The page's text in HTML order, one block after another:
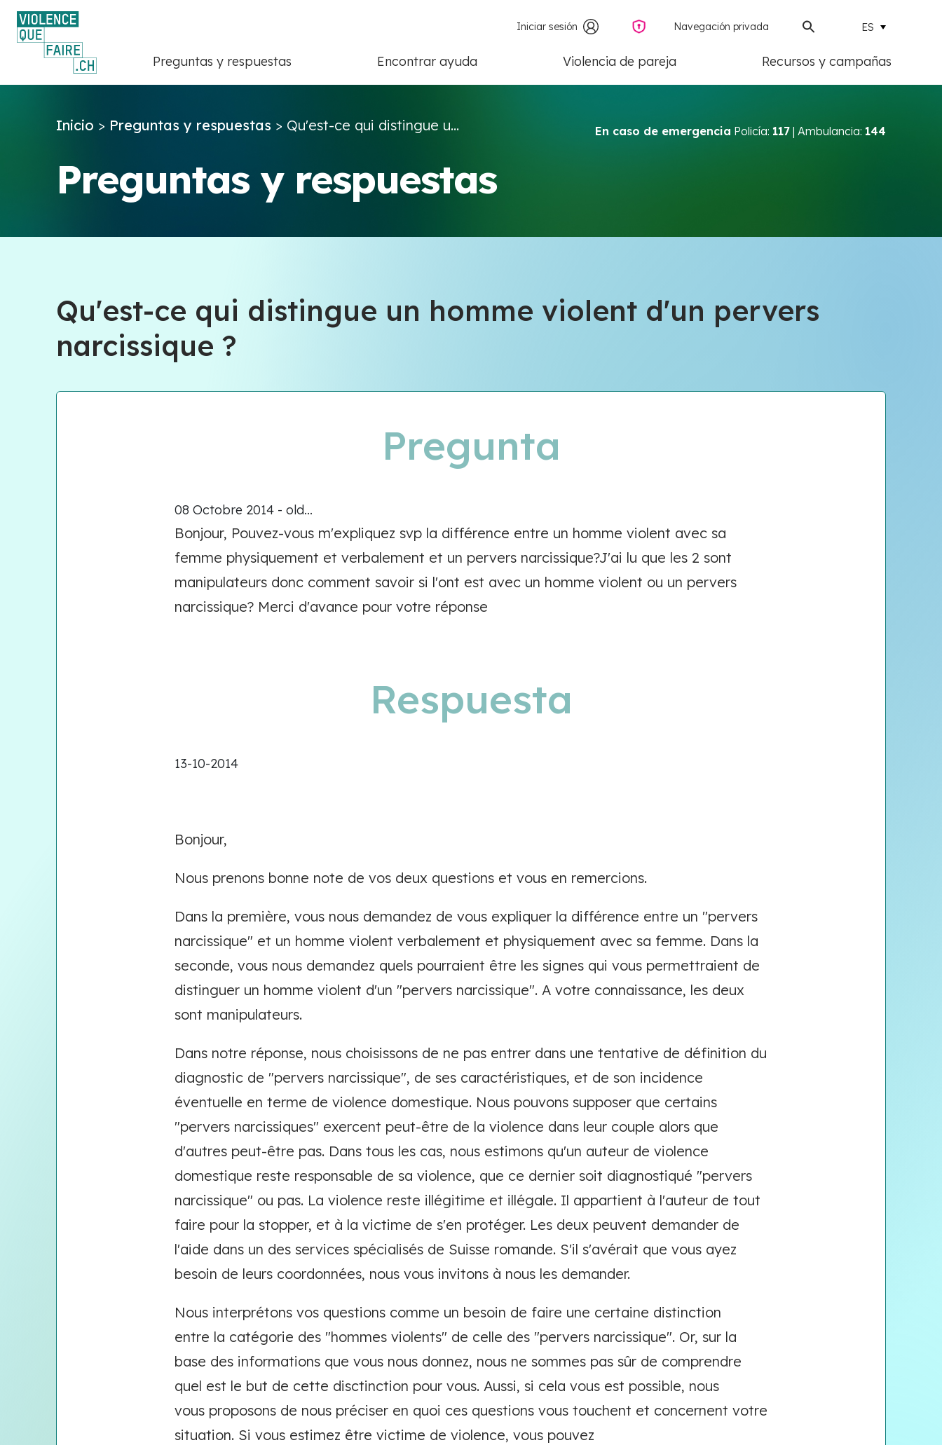
Iniciar sesión Navegación privada ES
Preguntas y respuestas Encontrar ayuda Violencia de pareja Recursos y campañas
Inicio > Preguntas y respuestas > Qu'est-ce qui distingue u... En caso de emergencia Policía: 117 | Ambulancia: 144
Preguntas y respuestas
Qu'est-ce qui distingue un homme violent d'un pervers
narcissique ?
Pregunta
08 Octobre 2014 - old...
Bonjour, Pouvez-vous m'expliquez svp la différence entre un homme violent avec sa
femme physiquement et verbalement et un pervers narcissique?J'ai lu que les 2 sont
manipulateurs donc comment savoir si l'ont est avec un homme violent ou un pervers
narcissique? Merci d'avance pour votre réponse
Respuesta
13-10-2014
Bonjour,
Nous prenons bonne note de vos deux questions et vous en remercions.
Dans la première, vous nous demandez de vous expliquer la différence entre un "pervers
narcissique" et un homme violent verbalement et physiquement avec sa femme. Dans la
seconde, vous nous demandez quels pourraient être les signes qui vous permettraient de
distinguer un homme violent d'un "pervers narcissique". A votre connaissance, les deux
sont manipulateurs.
Dans notre réponse, nous choisissons de ne pas entrer dans une tentative de définition du
diagnostic de "pervers narcissique", de ses caractéristiques, et de son incidence
éventuelle en terme de violence domestique. Nous pouvons supposer que certains
"pervers narcissiques" exercent peut-être de la violence dans leur couple alors que
d'autres peut-être pas. Dans tous les cas, nous estimons qu'un auteur de violence
domestique reste responsable de sa violence, que ce dernier soit diagnostiqué "pervers
narcissique" ou pas. La violence reste illégitime et illégale. Il appartient à l'auteur de tout
faire pour la stopper, et à la victime de s'en protéger. Les deux peuvent demander de
l'aide dans un des services spécialisés de Suisse romande. S'il s'avérait que vous ayez
besoin de leurs coordonnées, nous vous invitons à nous les demander.
Nous interprétons vos questions comme un besoin de faire une certaine distinction
entre la catégorie des "hommes violents" de celle des "pervers narcissique". Or, sur la
base des informations que vous nous donnez, nous ne sommes pas sûr de comprendre
quel est le but de cette disctinction pour vous. Aussi, si cela vous est possible, nous
vous proposons de nous préciser en quoi ces questions vous touchent et concernent votre
situation. Si vous estimez être victime de violence, vous pouvez